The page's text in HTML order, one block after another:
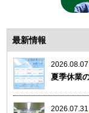
最新情報
2026.08.07
夏季休業
2026.07.31